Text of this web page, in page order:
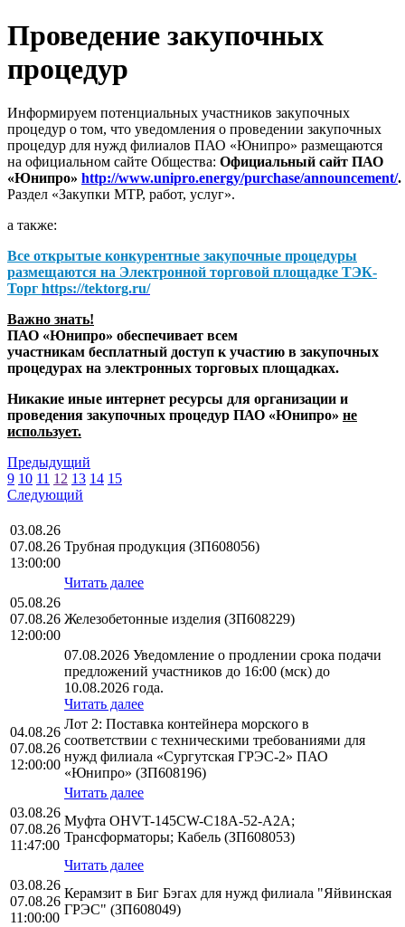
Проведение закупочных
процедур
Информируем потенциальных участников закупочных
процедур о том, что уведомления о проведении закупочных
процедур для нужд филиалов ПАО «Юнипро» размещаются
на официальном сайте Общества: Официальный сайт ПАО
«Юнипро» http://www.unipro.energy/purchase/announcement/.
Раздел «Закупки МТР, работ, услуг».
а также:
Все открытые конкурентные закупочные процедуры
размещаются на Электронной торговой площадке ТЭК-
Торг https://tektorg.ru/
Важно знать!
ПАО «Юнипро» обеспечивает всем
участникам бесплатный доступ к участию в закупочных
процедурах на электронных торговых площадках.
Никакие иные интернет ресурсы для организации и
проведения закупочных процедур ПАО «Юнипро» не
использует.
Предыдущий
9 10 11 12 13 14 15
Следующий
03.08.26
07.08.26
13:00:00
Трубная продукция (ЗП608056)
Читать далее
05.08.26
07.08.26
12:00:00
Железобетонные изделия (ЗП608229)
07.08.2026 Уведомление о продлении срока подачи
предложений участников до 16:00 (мск) до
10.08.2026 года.
Читать далее
04.08.26
07.08.26
12:00:00
Лот 2: Поставка контейнера морского в
соответствии с техническими требованиями для
нужд филиала «Сургутская ГРЭС-2» ПАО
«Юнипро» (ЗП608196)
Читать далее
03.08.26
07.08.26
11:47:00
Муфта OHVT-145CW-C18A-52-A2A;
Трансформаторы; Кабель (ЗП608053)
Читать далее
03.08.26
07.08.26
11:00:00
Керамзит в Биг Бэгах для нужд филиала "Яйвинская
ГРЭС" (ЗП608049)